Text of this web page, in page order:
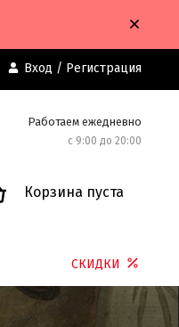
Вход / Регистрация
Работаем ежедневно
с 9:00 до 20:00
Корзина пуста
СКИДКИ